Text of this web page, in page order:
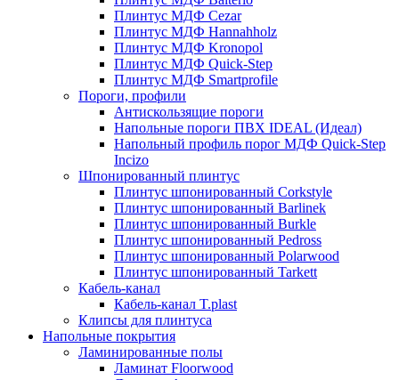
Плинтус МДФ Cezar
Плинтус МДФ Hannahholz
Плинтус МДФ Kronopol
Плинтус МДФ Quick-Step
Плинтус МДФ Smartprofile
Пороги, профили
Антискользящие пороги
Напольные пороги ПВХ IDEAL (Идеал)
Напольный профиль порог МДФ Quick-Step
Incizo
Шпонированный плинтус
Плинтус шпонированный Corkstyle
Плинтус шпонированный Barlinek
Плинтус шпонированный Burkle
Плинтус шпонированный Pedross
Плинтус шпонированный Polarwood
Плинтус шпонированный Tarkett
Кабель-канал
Кабель-канал T.plast
Клипсы для плинтуса
Напольные покрытия
Ламинированные полы
Ламинат Floorwood